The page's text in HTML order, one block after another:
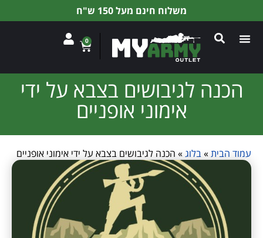
משלוח חינם מעל 150 ש"ח
0
הכנה לגיבושים בצבא על ידי
אימוני אופניים
עמוד הבית»בלוג» הכנה לגיבושים בצבא על ידי אימוני אופניים